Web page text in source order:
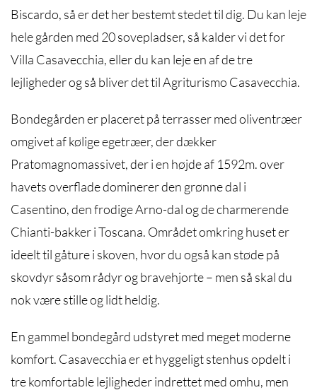
Biscardo, så er det her bestemt stedet til dig. Du kan leje
hele gården med 20 sovepladser, så kalder vi det for
Villa Casavecchia, eller du kan leje en af de tre
lejligheder og så bliver det til Agriturismo Casavecchia.
Bondegården er placeret på terrasser med oliventræer
omgivet af kølige egetræer, der dækker
Pratomagnomassivet, der i en højde af 1592m. over
havets overflade dominerer den grønne dal i
Casentino, den frodige Arno-dal og de charmerende
Chianti-bakker iToscana. Området omkring huset er
ideelt til gåture i skoven, hvor du også kan støde på
skovdyr såsom rådyr og bravehjorte – men så skal du
nok være stille og lidt heldig.
En gammel bondegård udstyret med meget moderne
komfort. Casavecchia er et hyggeligt stenhus opdelt i
tre komfortable lejligheder indrettet med omhu, men